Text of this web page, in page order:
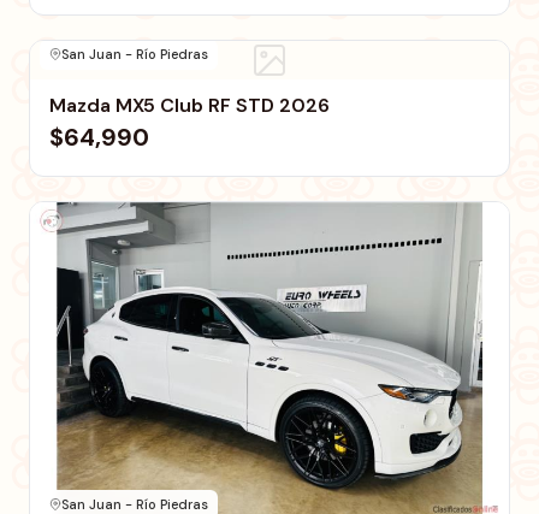
San Juan - Río Piedras
Mazda MX5 Club RF STD 2026
$64,990
San Juan - Río Piedras